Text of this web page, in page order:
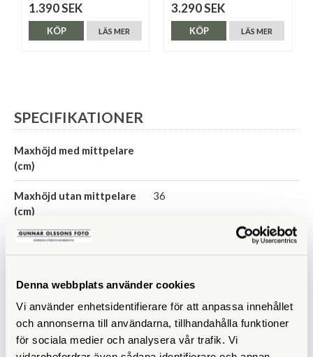
Denna webbplats använder cookies
Vi använder enhetsidentifierare för att anpassa innehållet
och annonserna till användarna, tillhandahålla funktioner
för sociala medier och analysera vår trafik. Vi
1.390 SEK
LÄS MER
KÖP
3.290 SEK
LÄS MER
KÖP
SPECIFIKATIONER
Maxhöjd med mittpelare
(cm)
Maxhöjd utan mittpelare
(cm)
36
Höjd ihopfällt (cm)
Material
Bensektioner 2 st